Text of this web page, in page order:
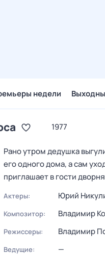
недели
1977
Рано утром дедушка
его одного дома, а сам
приглашает в гости
Актеры: Юрий
Композитор: Владимир
Режиссеры: Владимир
Ведущие: —